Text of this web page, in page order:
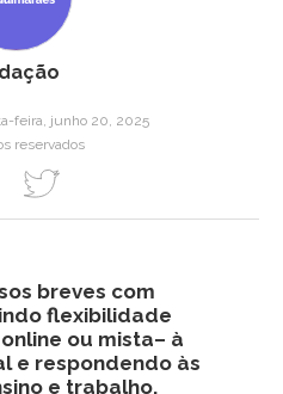
feira, junho 20, 2025
reservados
breves com
flexibilidade
ou mista– à
e respondendo às
e trabalho.